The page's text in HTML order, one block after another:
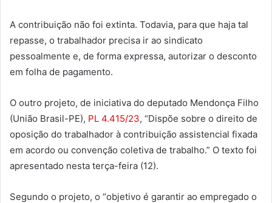
A contribuição não foi extinta. Todavia, para que haja tal
repasse, o trabalhador precisa ir ao sindicato
pessoalmente e, de forma expressa, autorizar o desconto
em folha de pagamento.
O outro projeto, de iniciativa do deputado Mendonça Filho
(União Brasil-PE), PL 4.415/23, “Dispõe sobre o direito de
oposição do trabalhador à contribuição assistencial fixada
em acordo ou convenção coletiva de trabalho.” O texto foi
apresentado nesta terça-feira (12).
Segundo o projeto, o “objetivo é garantir ao empregado o